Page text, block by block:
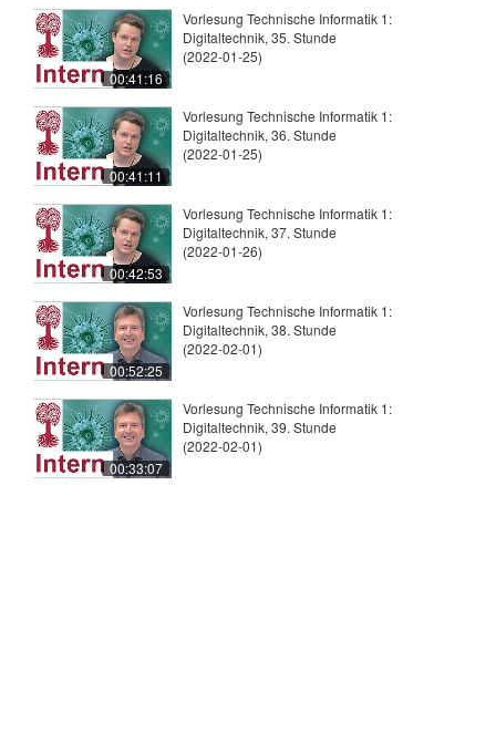
00:41:16
Vorlesung Technische Informatik 1:
Digitaltechnik, 35. Stunde
(2022-01-25)
00:41:11
Vorlesung Technische Informatik 1:
Digitaltechnik, 36. Stunde
(2022-01-25)
00:42:53
Vorlesung Technische Informatik 1:
Digitaltechnik, 37. Stunde
(2022-01-26)
00:52:25
Vorlesung Technische Informatik 1:
Digitaltechnik, 38. Stunde
(2022-02-01)
00:33:07
Vorlesung Technische Informatik 1:
Digitaltechnik, 39. Stunde
(2022-02-01)